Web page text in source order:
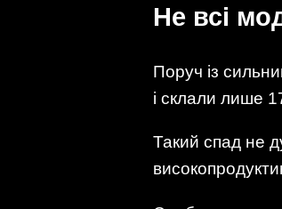
Не всі
Поруч із
і склали лише
Такий спад не